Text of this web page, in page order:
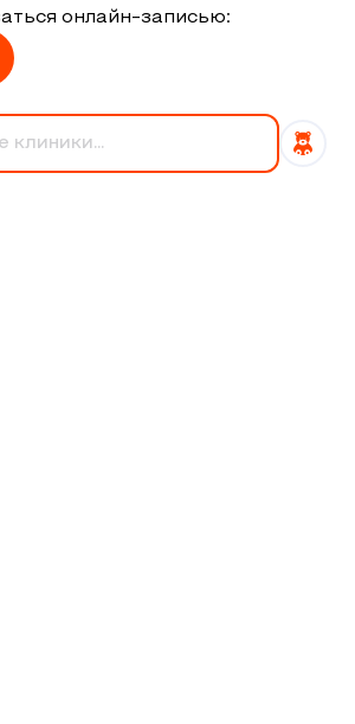
онлайн-записью: